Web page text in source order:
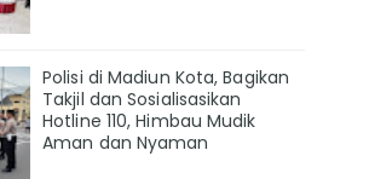
Polisi di Madiun Kota, Bagikan
Takjil dan Sosialisasikan
Hotline 110, Himbau Mudik
Aman dan Nyaman